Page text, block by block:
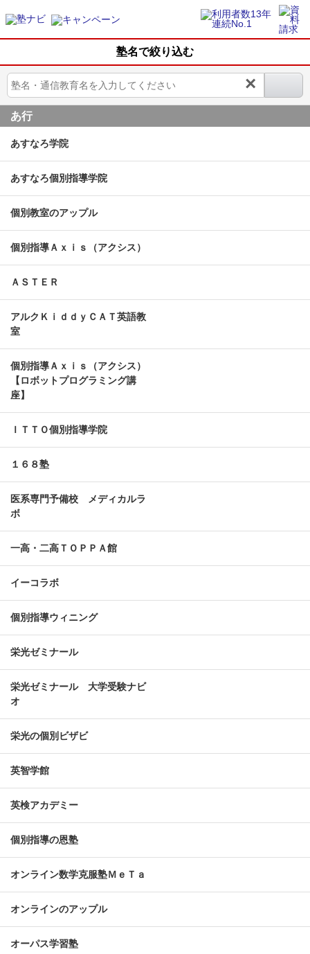
塾名で絞り込む
×
あ行
あすなろ学院
あすなろ個別指導学院
個別教室のアップル
個別指導Ａｘｉｓ（アクシス）
ＡＳＴＥＲ
アルクＫｉｄｄｙＣＡＴ英語教
室
個別指導Ａｘｉｓ（アクシス）
【ロボットプログラミング講
座】
ＩＴＴＯ個別指導学院
１６８塾
医系専門予備校 メディカルラ
ボ
一高・二高ＴＯＰＰＡ館
イーコラボ
個別指導ウィニング
栄光ゼミナール
栄光ゼミナール 大学受験ナビ
オ
栄光の個別ビザビ
英智学館
英検アカデミー
個別指導の恩塾
オンライン数学克服塾ＭｅＴａ
オンラインのアップル
オーパス学習塾